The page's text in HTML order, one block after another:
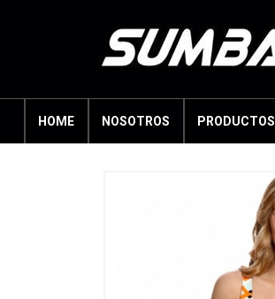
HOME NOSOTROS PRODUCTOS